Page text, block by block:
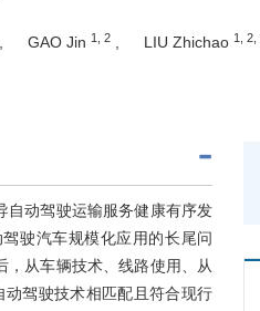
GAO Jin 1 2 LIU Zhichao 1 2,
自动驾驶运输服务健康有序发
驶汽车规模化应用的长尾问
从车辆技术、线路使用、从
驾驶技术相匹配且符合现行